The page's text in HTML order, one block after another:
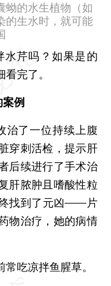
蚴的水生植物（如
的生水时，就可能
芹吗？如果是的
完了。
案例
了一位持续上腹
穿刺活检，提示肝
后续进行了手术治
肝脓肿且嗜酸性粒
找到了元凶——片
物治疗，她的病情
吃凉拌鱼腥草。